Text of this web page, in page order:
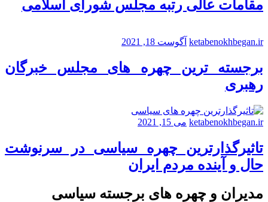
مقامات عالی رتبه مجلس شورای اسلامی
ketabenokhbegan.ir آگوست 18, 2021
برجسته ترین چهره های مجلس خبرگان
رهبری
ketabenokhbegan.ir می 15, 2021
تاثیرگذارترین چهره سیاسی در سرنوشت
حال و آینده مردم ایران
مدیران و چهره های برجسته سیاسی